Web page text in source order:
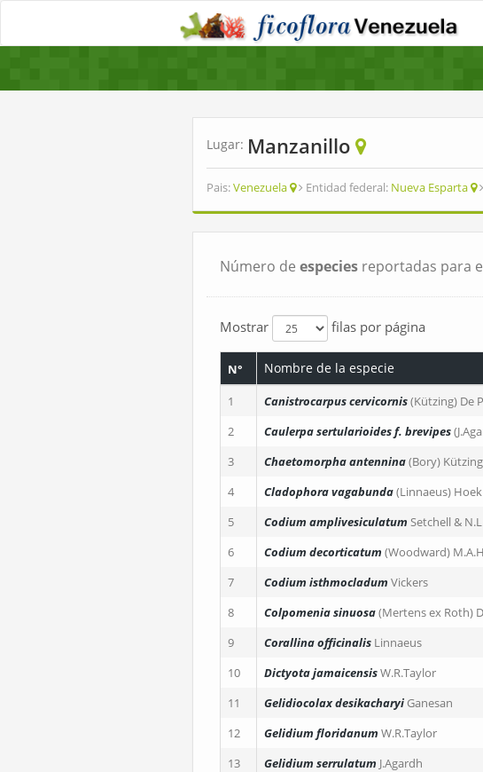
Lugar: Manzanillo
Pais:Venezuela Entidad federal: Nueva Esparta
Número de especies reportadas para
Mostrar filas por página
N° Nombre de la especie
1 Canistrocarpus cervicornis(Kützing) De
2
Caulerpa sertularioidesf. brevipes
3
Chaetomorpha antennina(Bory) Kützing
4
Cladophora vagabunda(Linnaeus) Hoek
5
Codium amplivesiculatum Setchell &
6
Codium decorticatum (Woodward)
7
Codium isthmocladum Vickers
8
Colpomenia sinuosa(Mertens ex Roth)
9
Corallina officinalis Linnaeus
10
Dictyota jamaicensisW.R.Taylor
11
Gelidiocolax desikacharyiGanesan
12
Gelidium floridanum W.R.Taylor
13
Gelidium serrulatum J.Agardh